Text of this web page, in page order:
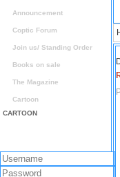
Announcement
Coptic Forum
Join us/ Standing Order
Books on sale
The Magazine
Cartoon
CARTOON